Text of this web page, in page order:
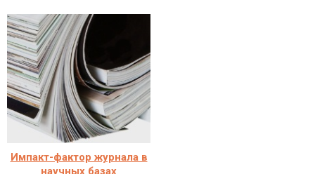
Импакт-фактор журнала в
научных базах